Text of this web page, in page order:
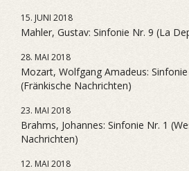
15. JUNI 2018
Mahler, Gustav: Sinfonie Nr. 9 (La
28. MAI 2018
Mozart, Wolfgang Amadeus:
(Fränkische Nachrichten)
23. MAI 2018
Brahms, Johannes: Sinfonie Nr. 1
Nachrichten)
12. MAI 2018